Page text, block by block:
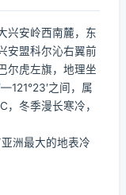
兴安岭西南麓，东
安盟科尔沁右翼前
尔虎左旗，地理坐
之间，属
冬季漫长寒冷，
洲最大的地表冷